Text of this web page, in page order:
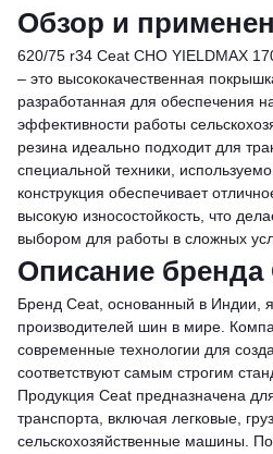
Обзор и
620/75 r34 Ceat CHO YIELDMAX
– это высококачественная
разработанная для обеспечения
эффективности работы
резина идеально подходит для
специальной техники,
конструкция обеспечивает
высокую износостойкость, что
выбором для работы в сложных
Описание бренда
Бренд Ceat, основанный в Индии,
производителей шин в мире.
современные технологии для
соответствуют самым строгим
Продукция Ceat предназначена
транспорта, включая легковые,
сельскохозяйственные машины.